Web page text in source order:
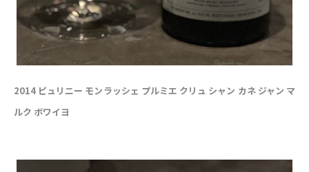
2014 ピュリニー モンラッシェ プルミエ クリュ シャン カネ ジャン マ
ルク ボワイヨ